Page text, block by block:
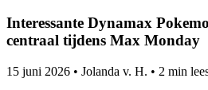
Interessante Dynamax
centraal tijdens Max Monday
15 juni 2026 • Jolanda v. H. • 2 min